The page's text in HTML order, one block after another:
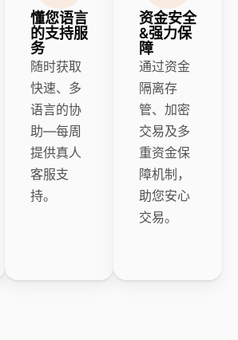
懂您语言
的支持服
务
随时获取
快速、多
语言的协
助—每周
提供真人
客服支
持。
资金安全
&强力保
障
通过资金
隔离存
管、加密
交易及多
重资金保
障机制，
助您安心
交易。